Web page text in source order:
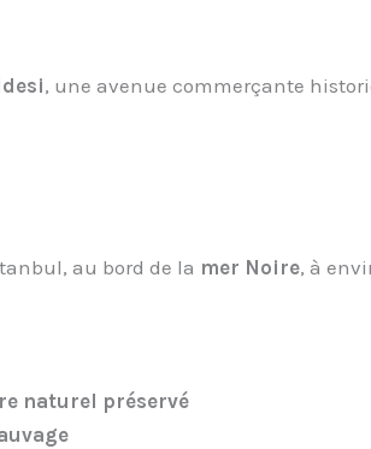
, une avenue commerçante
au bord de la mer Noire, à
naturel préservé